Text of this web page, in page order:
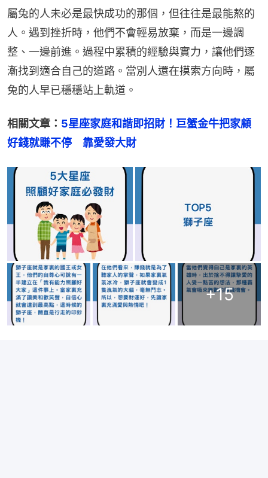
屬兔的人未必是最快成功的那個，但往往是最能熬的
人。遇到挫折時，他們不會輕易放棄，而是一邊調
整、一邊前進。過程中累積的經驗與實力，讓他們逐
漸找到適合自己的道路。當別人還在摸索方向時，屬
兔的人早已穩穩站上軌道。
相關文章： 5星座家庭和諧即招財！巨蟹金牛把家顧
好錢就賺不停　靠愛發大財
+15